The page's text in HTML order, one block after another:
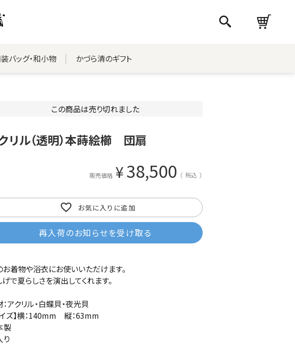
バッグ・和小物 かづら清のギフト
この商品は売り切れました
リル（透明）本蒔絵櫛 団扇
販売価格 ¥38,500 税込
お気に入りに追加
再入荷のお知らせを受け取る
お着物や浴衣にお使いいただけます。
で夏らしさを演出してくれます。
アクリル・白蝶貝・夜光貝
イズ】横：140mm 縦：63mm
製
り